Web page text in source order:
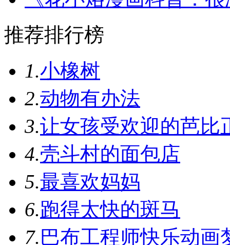
推荐排行榜
1.小橡树
2.动物有办法
3.让女孩受欢迎的芭比
4.壳斗村的面包店
5.最喜欢妈妈
6.跑得太快的斑马
7.巴布工程师快乐动画